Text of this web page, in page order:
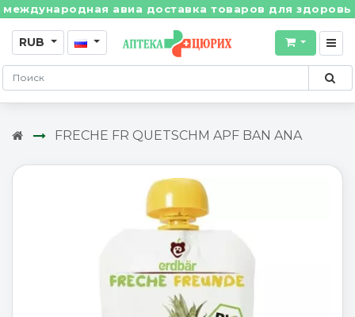
авиа доставка товаров для здоровья
RUB
FRECHE FR QUETSCHM APF BAN ANA